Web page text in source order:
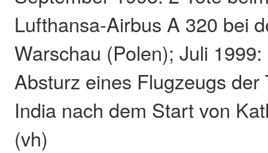
Lufthansa-Airbus A 320 bei
Warschau (Polen); Juli
Absturz eines Flugzeugs der
India nach dem Start von
(vh)